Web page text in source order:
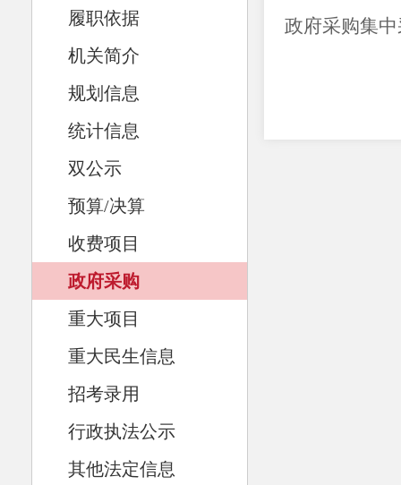
履职依据
机关简介
规划信息
统计信息
双公示
预算/决算
收费项目
政府采购
重大项目
重大民生信息
招考录用
行政执法公示
其他法定信息
政府采购集